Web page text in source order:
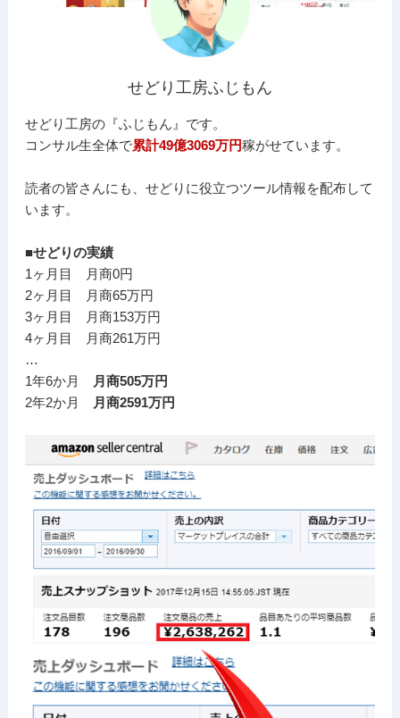
せどり工房ふじもん
せどり工房の『ふじもん』です。
コンサル生全体で累計49億3069万円稼がせています。
読者の皆さんにも、せどりに役立つツール情報を配布して
います。
■せどりの実績
1ヶ月目 月商0円
2ヶ月目 月商65万円
3ヶ月目 月商153万円
4ヶ月目 月商261万円
…
1年6か月
月商505万円
2年2か月
月商2591万円